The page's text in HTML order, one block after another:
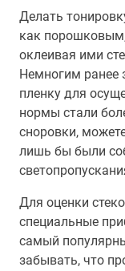
Делать
как
оклеивая ими
Немногим ранее
пленку для
нормы стали
сноровки,
лишь бы были
Для оценки
специальные
самый
забывать, что